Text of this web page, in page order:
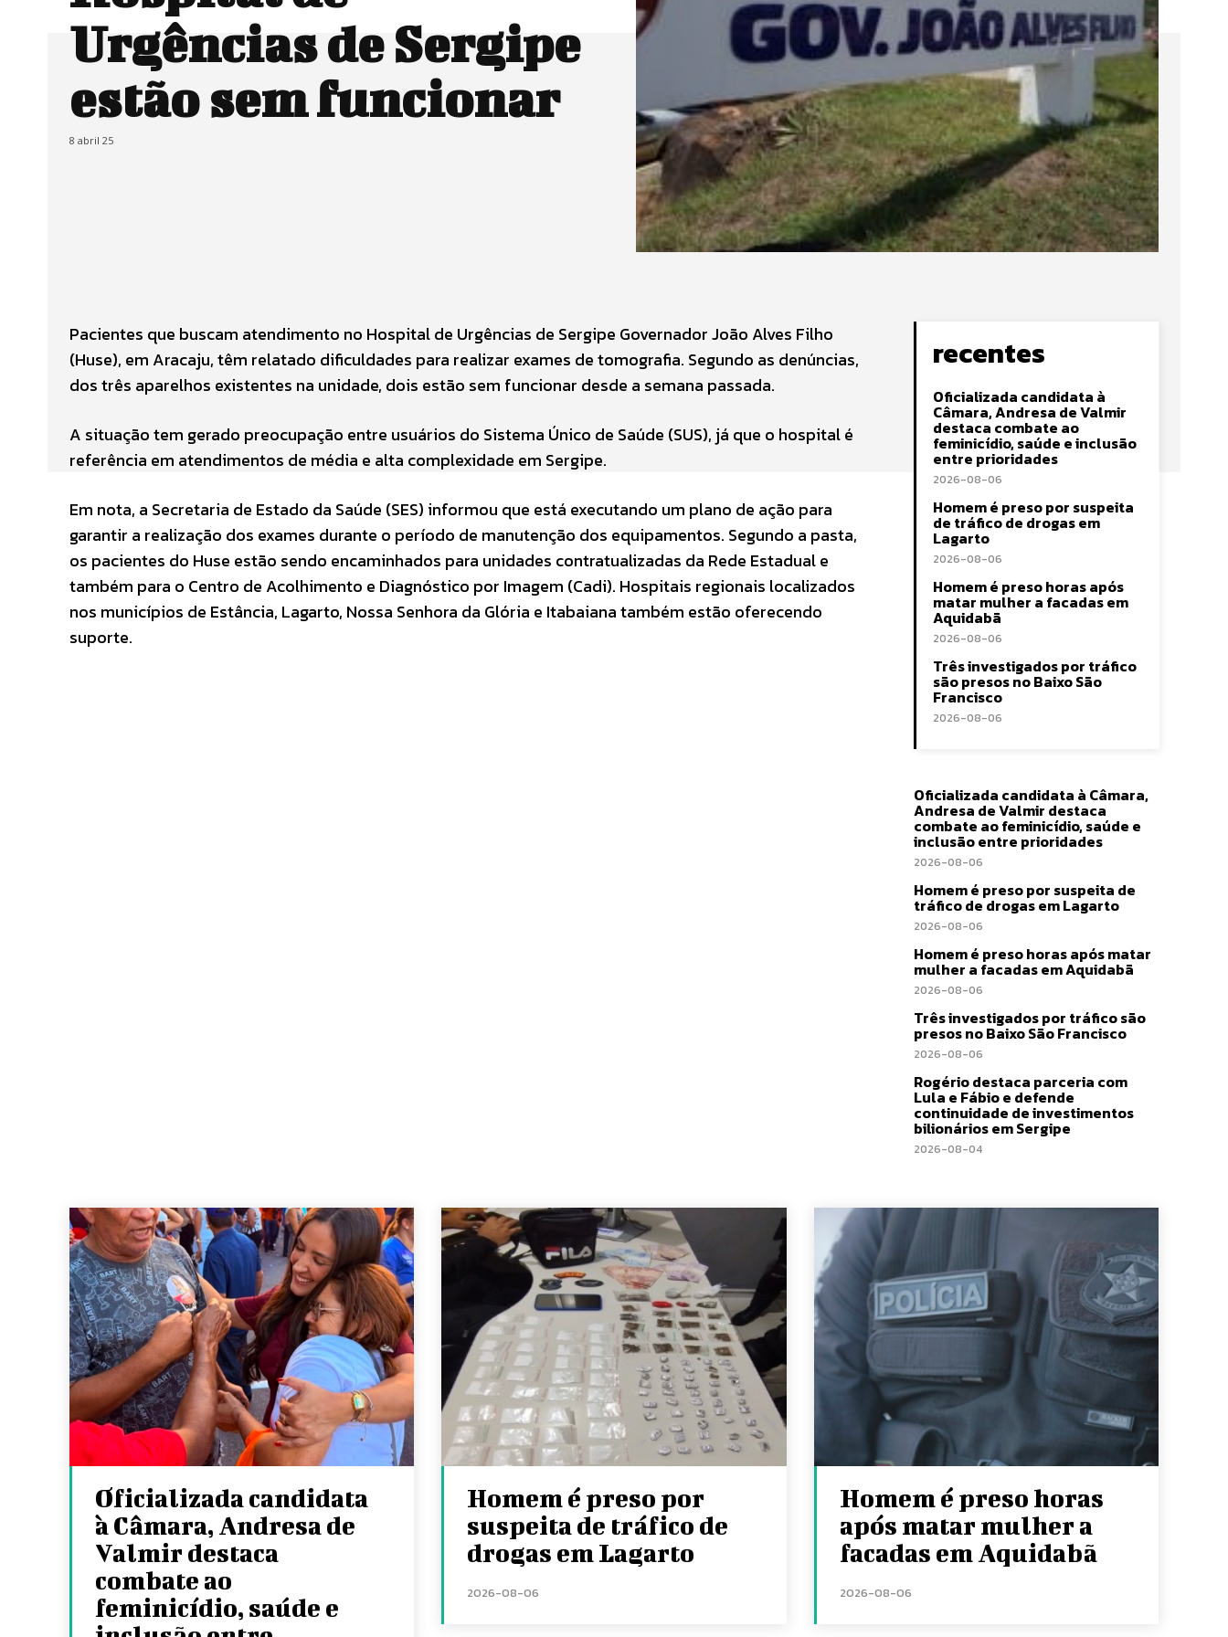
Urgências de Sergipe
estão sem funcionar
8 abril 25
Pacientes que buscam atendimento no Hospital de Urgências de Sergipe Governador João Alves Filho
(Huse), em Aracaju, têm relatado dificuldades para realizar exames de tomografia. Segundo as denúncias,
dos três aparelhos existentes na unidade, dois estão sem funcionar desde a semana passada.
A situação tem gerado preocupação entre usuários do Sistema Único de Saúde (SUS), já que o hospital é
referência em atendimentos de média e alta complexidade em Sergipe.
Em nota, a Secretaria de Estado da Saúde (SES) informou que está executando um plano de ação para
garantir a realização dos exames durante o período de manutenção dos equipamentos. Segundo a pasta,
os pacientes do Huse estão sendo encaminhados para unidades contratualizadas da Rede Estadual e
também para o Centro de Acolhimento e Diagnóstico por Imagem (Cadi). Hospitais regionais localizados
nos municípios de Estância, Lagarto, Nossa Senhora da Glória e Itabaiana também estão oferecendo
suporte.
recentes
Oficializada candidata à
Câmara, Andresa de Valmir
destaca combate ao
feminicídio, saúde e inclusão
entre prioridades
2026-08-06
Homem é preso por suspeita
de tráfico de drogas em
Lagarto
2026-08-06
Homem é preso horas após
matar mulher a facadas em
Aquidabã
2026-08-06
Três investigados por tráfico
são presos no Baixo São
Francisco
2026-08-06
Oficializada candidata à Câmara,
Andresa de Valmir destaca
combate ao feminicídio, saúde e
inclusão entre prioridades
2026-08-06
Homem é preso por suspeita de
tráfico de drogas em Lagarto
2026-08-06
Homem é preso horas após matar
mulher a facadas em Aquidabã
2026-08-06
Três investigados por tráfico são
presos no Baixo São Francisco
2026-08-06
Rogério destaca parceria com
Lula e Fábio e defende
continuidade de investimentos
bilionários em Sergipe
2026-08-04
Oficializada candidata
à Câmara, Andresa de
Valmir destaca
combate ao
feminicídio, saúde e
Homem é preso por
suspeita de tráfico de
drogas em Lagarto
2026-08-06
Homem é preso horas
após matar mulher a
facadas em Aquidabã
2026-08-06